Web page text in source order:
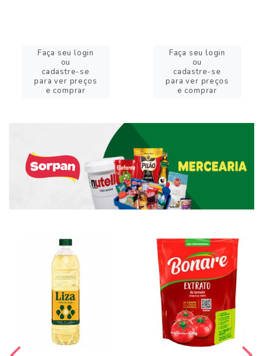
Faça seu login
ou
cadastre-se
para ver preços
e comprar
Faça seu login
ou
cadastre-se
para ver preços
e comprar